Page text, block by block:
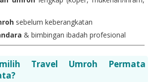
sebelum keberangkatan
& bimbingan ibadah profesional
Travel Umroh Permata